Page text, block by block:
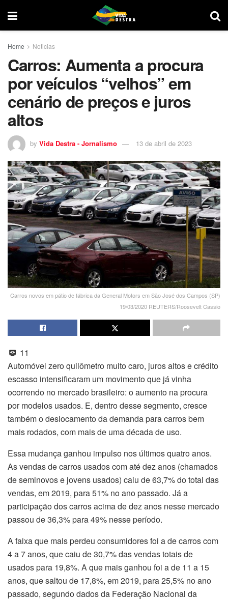
Home Noticias
Carros: Aumenta a procura
por veículos “velhos” em
cenário de preços e juros
altos
by Vida Destra - Jornalismo 13 de abril de 2023
Carros novos em pátio de fábrica da General Motors em São José dos Campos (SP)
19/03/2020 REUTERS/Roosevelt Cassio
11
Automóvel zero quilômetro muito caro, juros altos e crédito
escasso intensificaram um movimento que já vinha
ocorrendo no mercado brasileiro: o aumento na procura
por modelos usados. E, dentro desse segmento, cresce
também o deslocamento da demanda para carros bem
mais rodados, com mais de uma década de uso.
Essa mudança ganhou impulso nos últimos quatro anos.
As vendas de carros usados com até dez anos (chamados
de seminovos e jovens usados) caiu de 63,7% do total das
vendas, em 2019, para 51% no ano passado. Já a
participação dos carros acima de dez anos nesse mercado
passou de 36,3% para 49% nesse período.
A faixa que mais perdeu consumidores foi a de carros com
4 a 7 anos, que caiu de 30,7% das vendas totais de
usados para 19,8%. A que mais ganhou foi a de 11 a 15
anos, que saltou de 17,8%, em 2019, para 25,5% no ano
passado, segundo dados da Federação Nacional da